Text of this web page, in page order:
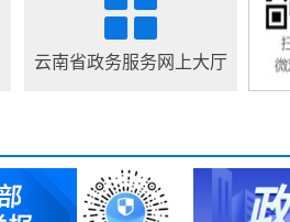
云南省政务服务网上大厅